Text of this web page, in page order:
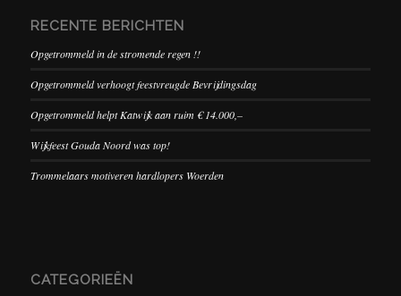
RECENTE BERICHTEN
Opgetrommeld in de stromende regen !!
Opgetrommeld verhoogt feestvreugde Bevrijdingsdag
Opgetrommeld helpt Katwijk aan ruim € 14.000,–
Wijkfeest Gouda Noord was top!
Trommelaars motiveren hardlopers Woerden
CATEGORIEËN